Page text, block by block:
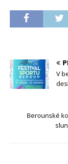
V
Berounské